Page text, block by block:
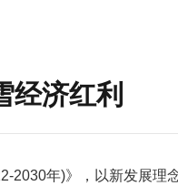
经济红利
年)》，以新发展理